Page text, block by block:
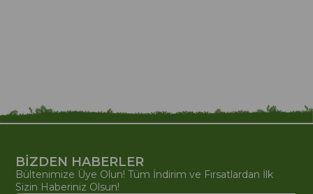
BİZDEN HABERLER
Bültenimize Üye Olun! Tüm İndirim ve Fırsatlardan İlk
Sizin Haberiniz Olsun!